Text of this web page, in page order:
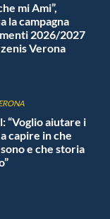
mi Ami”,
la campagna
2026/2027
Verona
“Voglio aiutare i
capire in che
e che storia